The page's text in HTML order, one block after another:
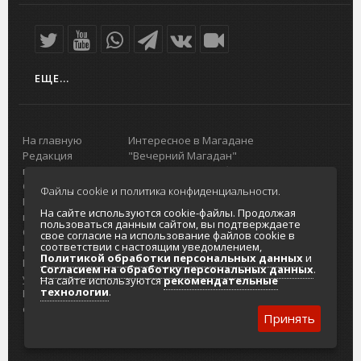
ЕЩЕ...
На главную
Редакция
портала
О проекте
Реклама на
портале
Отзывы и
предложения
Интернет-
услуги
Разработка
сайтов
Интересное в Магадане
"Вечерний Магадан"
Реклама
Главный туристический портал
Колымы
Политика в отношении обработки
персональных данных
Согласие на обработку персональных
данных
Файлы cookie и политика конфиденциальности.
На сайте используются cookie-файлы. Продолжая
пользоваться данным сайтом, вы подтверждаете
свое согласие на использование файлов cookie в
соответствии с настоящим уведомлением,
Политикой обработки персональных данныхи
Согласием на обработку персональных данных.
На сайте используютсярекомендательные
технологии.
Принять